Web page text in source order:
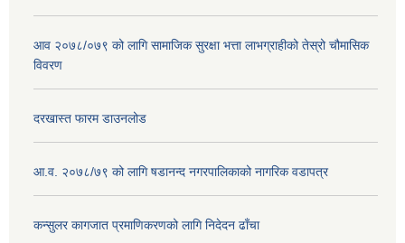
आव २०७८/०७९ को लागि सामाजिक सुरक्षा भत्ता लाभग्राहीको तेस्रो चौमासिक
विवरण
दरखास्त फारम डाउनलोड
आ.व. २०७८/७९ को लागि षडानन्द नगरपालिकाको नागरिक वडापत्र
कन्सुलर कागजात प्रमाणिकरणको लागि निदेदन ढाँचा